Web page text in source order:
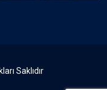
Saklıdır